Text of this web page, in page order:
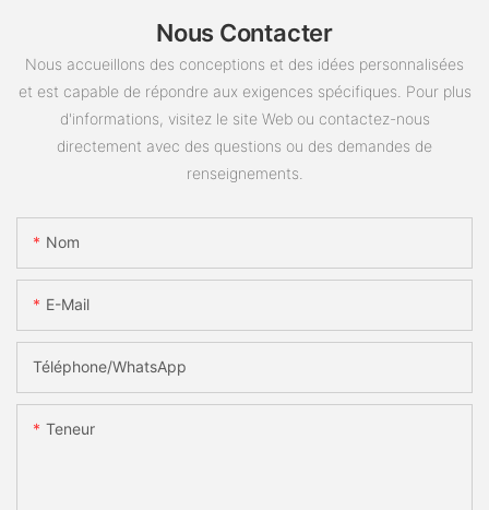
Nous Contacter
Nous accueillons des conceptions et des idées personnalisées
et est capable de répondre aux exigences spécifiques. Pour plus
d'informations, visitez le site Web ou contactez-nous
directement avec des questions ou des demandes de
renseignements.
Nom
E-Mail
Téléphone/WhatsApp
Teneur